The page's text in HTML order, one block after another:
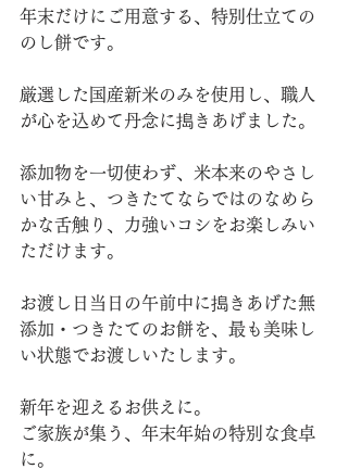
年末だけにご用意する、特別仕立ての
のし餅です。
厳選した国産新米のみを使用し、職人
が心を込めて丹念に搗きあげました。
添加物を一切使わず、米本来のやさし
い甘みと、つきたてならではのなめら
かな舌触り、力強いコシをお楽しみい
ただけます。
お渡し日当日の午前中に搗きあげた無
添加・つきたてのお餅を、最も美味し
い状態でお渡しいたします。
新年を迎えるお供えに。
ご家族が集う、年末年始の特別な食卓
に。